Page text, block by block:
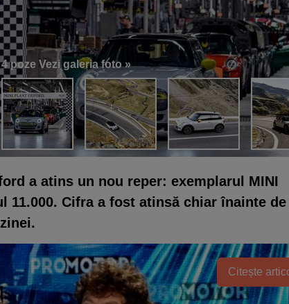
4 poze Vezi galeria foto »
a atins un nou reper: exemplarul MINI
11.000. Cifra a fost atinsă chiar înainte de
Citește